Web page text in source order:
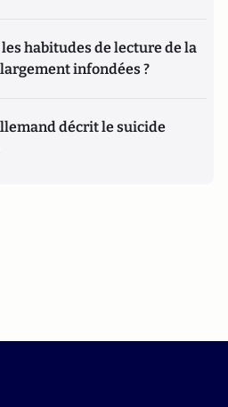
habitudes de lecture de la
infondées ?
décrit le suicide